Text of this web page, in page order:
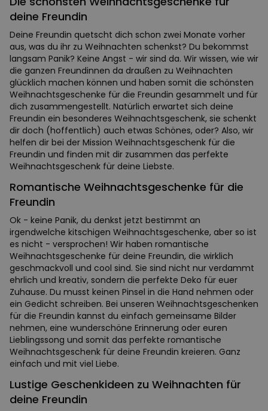
deine Freundin
Deine Freundin quetscht dich schon zwei Monate vorher
aus, was du ihr zu Weihnachten schenkst? Du bekommst
langsam Panik? Keine Angst - wir sind da. Wir wissen, wie wir
die ganzen Freundinnen da draußen zu Weihnachten
glücklich machen können und haben somit die schönsten
Weihnachtsgeschenke für die Freundin gesammelt und für
dich zusammengestellt. Natürlich erwartet sich deine
Freundin ein besonderes Weihnachtsgeschenk, sie schenkt
dir doch (hoffentlich) auch etwas Schönes, oder? Also, wir
helfen dir bei der Mission Weihnachtsgeschenk für die
Freundin und finden mit dir zusammen das perfekte
Weihnachtsgeschenk für deine Liebste.
Romantische Weihnachtsgeschenke für die
Freundin
Ok - keine Panik, du denkst jetzt bestimmt an
irgendwelche kitschigen Weihnachtsgeschenke, aber so ist
es nicht - versprochen! Wir haben romantische
Weihnachtsgeschenke für deine Freundin, die wirklich
geschmackvoll und cool sind. Sie sind nicht nur verdammt
ehrlich und kreativ, sondern die perfekte Deko für euer
Zuhause. Du musst keinen Pinsel in die Hand nehmen oder
ein Gedicht schreiben. Bei unseren Weihnachtsgeschenken
für die Freundin kannst du einfach gemeinsame Bilder
nehmen, eine wunderschöne Erinnerung oder euren
Lieblingssong und somit das perfekte romantische
Weihnachtsgeschenk für deine Freundin kreieren. Ganz
einfach und mit viel Liebe.
Lustige Geschenkideen zu Weihnachten für
deine Freundin